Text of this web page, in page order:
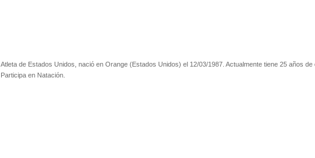
Atleta de Estados Unidos, nació en Orange (Estados Unidos) el 12/03/1987. Actualmente tiene 25 años de
Participa en Natación.